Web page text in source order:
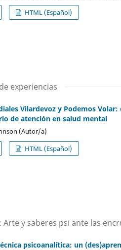
HTML (Español)
experiencias
Vilardevoz y Podemos
de atención en salud mental
(Autor/a)
HTML (Español)
Arte y saberes psi ante las
psicoanalítica: un